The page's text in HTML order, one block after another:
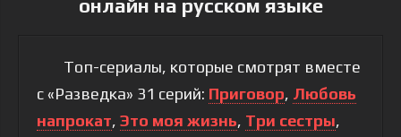
онлайн на русском языке
Топ-сериалы, которые смотрят вместе
с «Разведка» 31 серий: Приговор, Любовь
напрокат, Это моя жизнь, Три сестры,